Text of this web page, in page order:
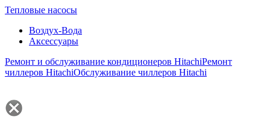
Тепловые насосы
Воздух-Вода
Аксессуары
Ремонт и обслуживание кондиционеров HitachiРемонт
чиллеров HitachiОбслуживание чиллеров Hitachi